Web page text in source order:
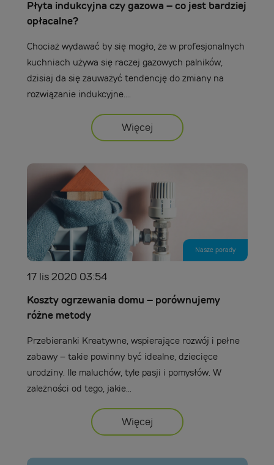
Płyta indukcyjna czy gazowa – co jest bardziej
opłacalne?
Chociaż wydawać by się mogło, że w profesjonalnych
kuchniach używa się raczej gazowych palników,
dzisiaj da się zauważyć tendencję do zmiany na
rozwiązanie indukcyjne....
Więcej
Nasze porady
17 lis 2020 03:54
Koszty ogrzewania domu – porównujemy
różne metody
Przebieranki Kreatywne, wspierające rozwój i pełne
zabawy – takie powinny być idealne, dziecięce
urodziny. Ile maluchów, tyle pasji i pomysłów. W
zależności od tego, jakie...
Więcej